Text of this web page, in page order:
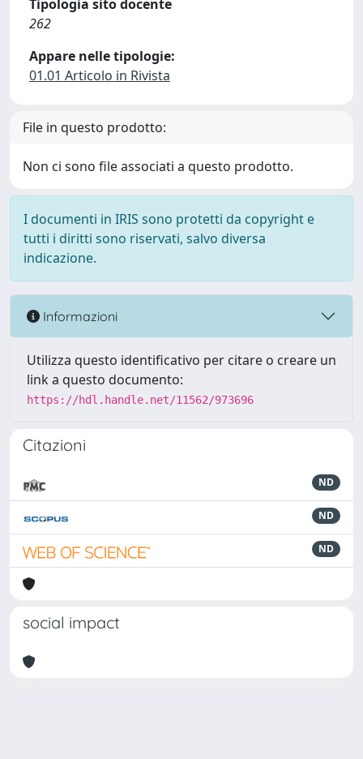
Tipologia sito docente
262
Appare nelle tipologie:
01.01 Articolo in Rivista
File in questo prodotto:
Non ci sono file associati a questo prodotto.
I documenti in IRIS sono protetti da copyright e
tutti i diritti sono riservati, salvo diversa
indicazione.
Informazioni
Utilizza questo identificativo per citare o creare un
link a questo documento:
https://hdl.handle.net/11562/973696
Citazioni
ND
ND
ND
social impact